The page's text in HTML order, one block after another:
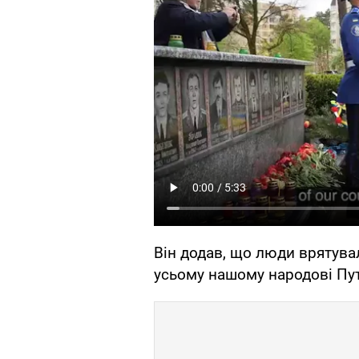
Він додав, що люди
усьому нашому народові